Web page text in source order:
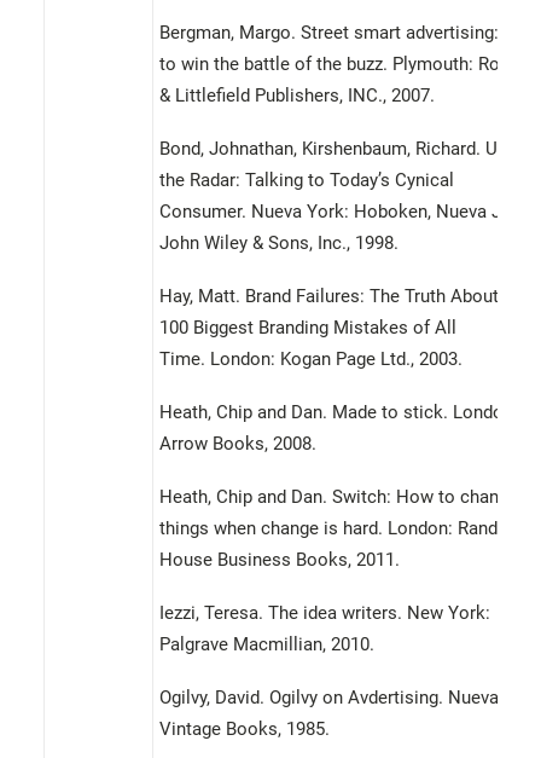
Bergman, Margo. Street smart advertising: how
to win the battle of the buzz. Plymouth:
& Littlefield Publishers, INC., 2007.
Bond, Johnathan, Kirshenbaum, Richard. Under
the Radar: Talking to Today’s Cynical
Consumer. Nueva York: Hoboken, Nueva
John Wiley & Sons, Inc., 1998.
Hay, Matt. Brand Failures: The Truth About the
100 Biggest Branding Mistakes of All
Time. London: Kogan Page Ltd., 2003.
Heath, Chip and Dan. Made to stick. London:
Arrow Books, 2008.
Heath, Chip and Dan. Switch: How to change
things when change is hard. London: Random
House Business Books, 2011.
Iezzi, Teresa. The idea writers. New York:
Palgrave Macmillian, 2010.
Ogilvy, David. Ogilvy on Avdertising. Nueva
Vintage Books, 1985.